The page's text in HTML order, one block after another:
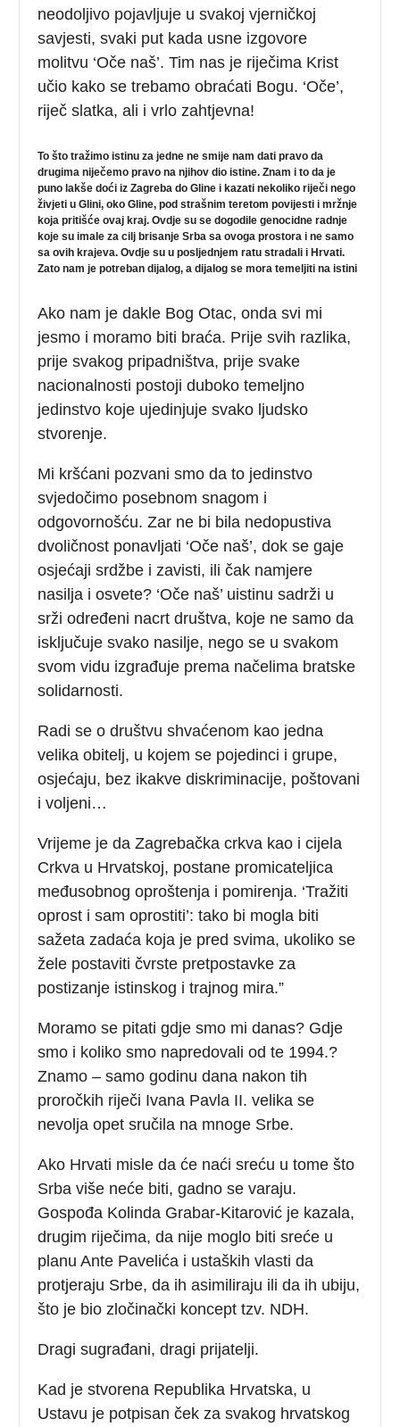
neodoljivo pojavljuje u svakoj vjerničkoj
savjesti, svaki put kada usne izgovore
molitvu ‘Oče naš’. Tim nas je riječima Krist
učio kako se trebamo obraćati Bogu. ‘Oče’,
riječ slatka, ali i vrlo zahtjevna!
To što tražimo istinu za jedne ne smije nam dati pravo da
drugima niječemo pravo na njihov dio istine. Znam i to da je
puno lakše doći iz Zagreba do Gline i kazati nekoliko riječi nego
živjeti u Glini, oko Gline, pod strašnim teretom povijesti i mržnje
koja pritišće ovaj kraj. Ovdje su se dogodile genocidne radnje
koje su imale za cilj brisanje Srba sa ovoga prostora i ne samo
sa ovih krajeva. Ovdje su u posljednjem ratu stradali i Hrvati.
Zato nam je potreban dijalog, a dijalog se mora temeljiti na istini
Ako nam je dakle Bog Otac, onda svi mi
jesmo i moramo biti braća. Prije svih razlika,
prije svakog pripadništva, prije svake
nacionalnosti postoji duboko temeljno
jedinstvo koje ujedinjuje svako ljudsko
stvorenje.
Mi kršćani pozvani smo da to jedinstvo
svjedočimo posebnom snagom i
odgovornošću. Zar ne bi bila nedopustiva
dvoličnost ponavljati ‘Oče naš’, dok se gaje
osjećaji srdžbe i zavisti, ili čak namjere
nasilja i osvete? ‘Oče naš’ uistinu sadrži u
srži određeni nacrt društva, koje ne samo da
isključuje svako nasilje, nego se u svakom
svom vidu izgrađuje prema načelima bratske
solidarnosti.
Radi se o društvu shvaćenom kao jedna
velika obitelj, u kojem se pojedinci i grupe,
osjećaju, bez ikakve diskriminacije, poštovani
i voljeni…
Vrijeme je da Zagrebačka crkva kao i cijela
Crkva u Hrvatskoj, postane promicateljica
međusobnog oproštenja i pomirenja. ‘Tražiti
oprost i sam oprostiti’: tako bi mogla biti
sažeta zadaća koja je pred svima, ukoliko se
žele postaviti čvrste pretpostavke za
postizanje istinskog i trajnog mira.”
Moramo se pitati gdje smo mi danas? Gdje
smo i koliko smo napredovali od te 1994.?
Znamo – samo godinu dana nakon tih
proročkih riječi Ivana Pavla II. velika se
nevolja opet sručila na mnoge Srbe.
Ako Hrvati misle da će naći sreću u tome što
Srba više neće biti, gadno se varaju.
Gospođa Kolinda Grabar-Kitarović je kazala,
drugim riječima, da nije moglo biti sreće u
planu Ante Pavelića i ustaških vlasti da
protjeraju Srbe, da ih asimiliraju ili da ih ubiju,
što je bio zločinački koncept tzv. NDH.
Dragi sugrađani, dragi prijatelji.
Kad je stvorena Republika Hrvatska, u
Ustavu je potpisan ček za svakog hrvatskog